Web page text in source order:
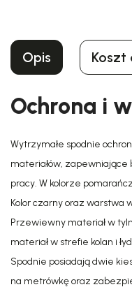
Opis Koszt
Ochrona i
Wytrzymałe spodnie
materiałów,
pracy. W kolorze
Kolor czarny oraz warstwa
Przewiewny materiał w
materiał w strefie kolan i
Spodnie posiadają dwie
na metrówkę oraz